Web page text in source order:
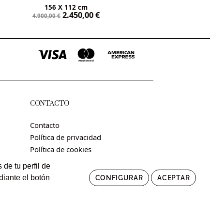
156 X 112 cm
4.900,00€ 2.450,00€
CONTACTO
Contacto
Política de privacidad
Política de cookies
Condiciones de uso y contratación
de tu perfil de
el botón
CONFIGURAR ACEPTAR